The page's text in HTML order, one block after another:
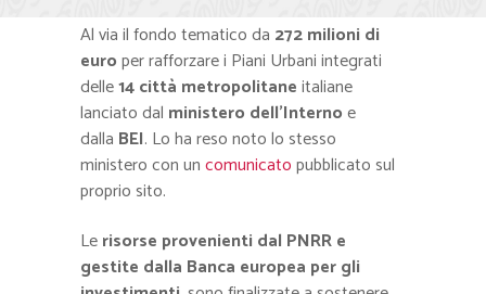
Al via il fondo tematico da 272 milioni di
europer rafforzare i Piani Urbani integrati
delle14 città metropolitaneitaliane
lanciato dal ministero dell’Internoe
dalla BEI. Lo ha reso noto lo stesso
ministero con uncomunicatopubblicato sul
proprio sito.
Lerisorse provenienti dal PNRR e
gestite dalla Banca europea per gli